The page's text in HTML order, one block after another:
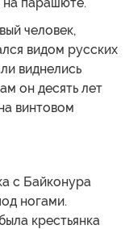
человек,
видом русских
виднелись
он десять лет
винтовом
с Байконура
ногами.
крестьянка